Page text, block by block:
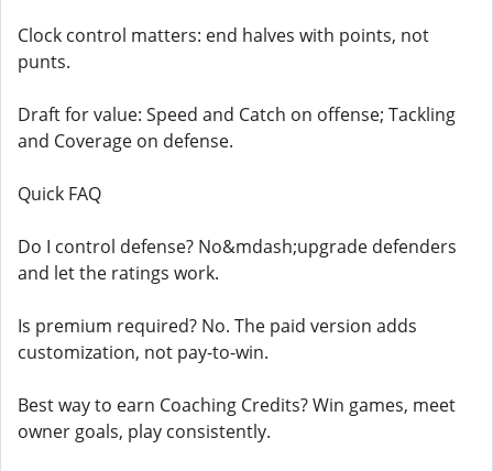
Clock control matters: end halves with points, not
punts.
Draft for value: Speed and Catch on offense; Tackling
and Coverage on defense.
Quick FAQ
Do I control defense? No&mdash;upgrade defenders
and let the ratings work.
Is premium required? No. The paid version adds
customization, not pay-to-win.
Best way to earn Coaching Credits? Win games, meet
owner goals, play consistently.